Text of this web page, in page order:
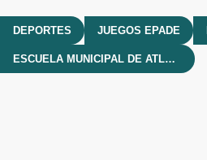
DEPORTES JUEGOS EPADE
ESCUELA MUNICIPAL DE ATLETISMO